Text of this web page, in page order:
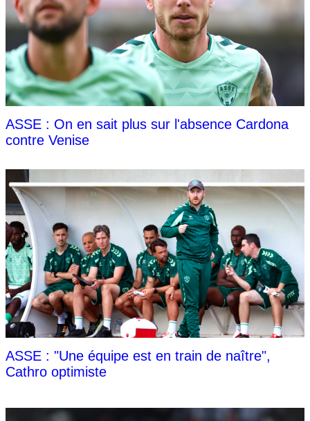
ASSE : On en sait plus sur l'absence Cardona
contre Venise
ASSE : "Une équipe est en train de naître",
Cathro optimiste